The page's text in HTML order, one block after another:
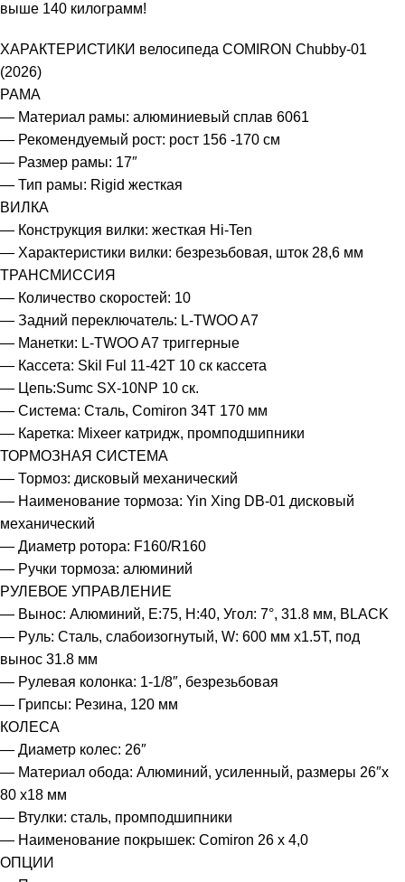
выше 140 килограмм!
ХАРАКТЕРИСТИКИ велосипеда COMIRON Chubby-01
(2026)
РАМА
— Материал рамы: алюминиевый сплав 6061
— Рекомендуемый рост: рост 156 -170 см
— Размер рамы: 17″
— Тип рамы: Rigid жесткая
ВИЛКА
— Конструкция вилки: жесткая Hi-Ten
— Характеристики вилки: безрезьбовая, шток 28,6 мм
ТРАНСМИССИЯ
— Количество скоростей: 10
— Задний переключатель: L-TWOO A7
— Манетки: L-TWOO A7 триггерные
— Кассета: Skil Ful 11-42T 10 ск кассета
— Цепь:Sumc SX-10NP 10 ск.
— Система: Сталь, Comiron 34T 170 мм
— Каретка: Mixeer катридж, промподшипники
ТОРМОЗНАЯ СИСТЕМА
— Тормоз: дисковый механический
— Наименование тормоза: Yin Xing DB-01 дисковый
механический
— Диаметр ротора: F160/R160
— Ручки тормоза: алюминий
РУЛЕВОЕ УПРАВЛЕНИЕ
— Вынос: Алюминий, E:75, H:40, Угол: 7°, 31.8 мм, BLACK
— Руль: Сталь, слабоизогнутый, W: 600 мм х1.5T, под
вынос 31.8 мм
— Рулевая колонка: 1-1/8″, безрезьбовая
— Грипсы: Резина, 120 мм
КОЛЕСА
— Диаметр колес: 26″
— Материал обода: Алюминий, усиленный, размеры 26″x
80 x18 мм
— Втулки: сталь, промподшипники
— Наименование покрышек: Comiron 26 х 4,0
ОПЦИИ